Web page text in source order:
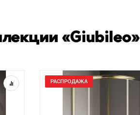
«Giubileo»
РАСПРОДАЖА